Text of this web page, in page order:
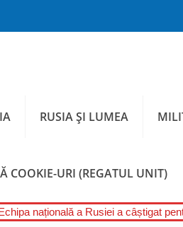
RUSIA ȘI LUMEA
COOKIE-URI (REGATUL UNIT)
națională a Rusiei a câștigat